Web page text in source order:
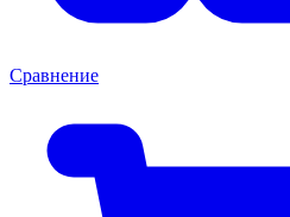
Сравнение